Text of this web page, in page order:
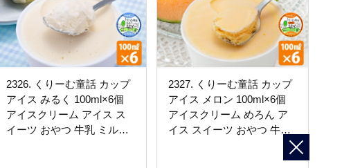
2326. くりーむ童話 カップ
アイス みるく 100ml×6個
アイスクリーム アイス ス
イーツ おやつ 牛乳 ミルク
2327. くりーむ童話 カップ
アイス メロン 100ml×6個
アイスクリーム めろん ア
イス スイーツ おやつ 牛乳
ミルク 贈り物 gift ギフト プ
レゼント 詰め合わせ 送料